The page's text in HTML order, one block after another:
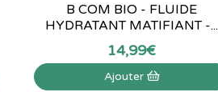
B COM BIO - FLUIDE
HYDRATANT MATIFIANT -...
14,99€
Ajouter